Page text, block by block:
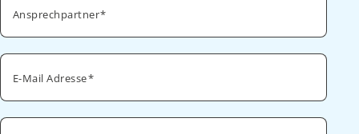
Ansprechpartner
E-Mail Adresse